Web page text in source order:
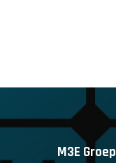
M3E Groep